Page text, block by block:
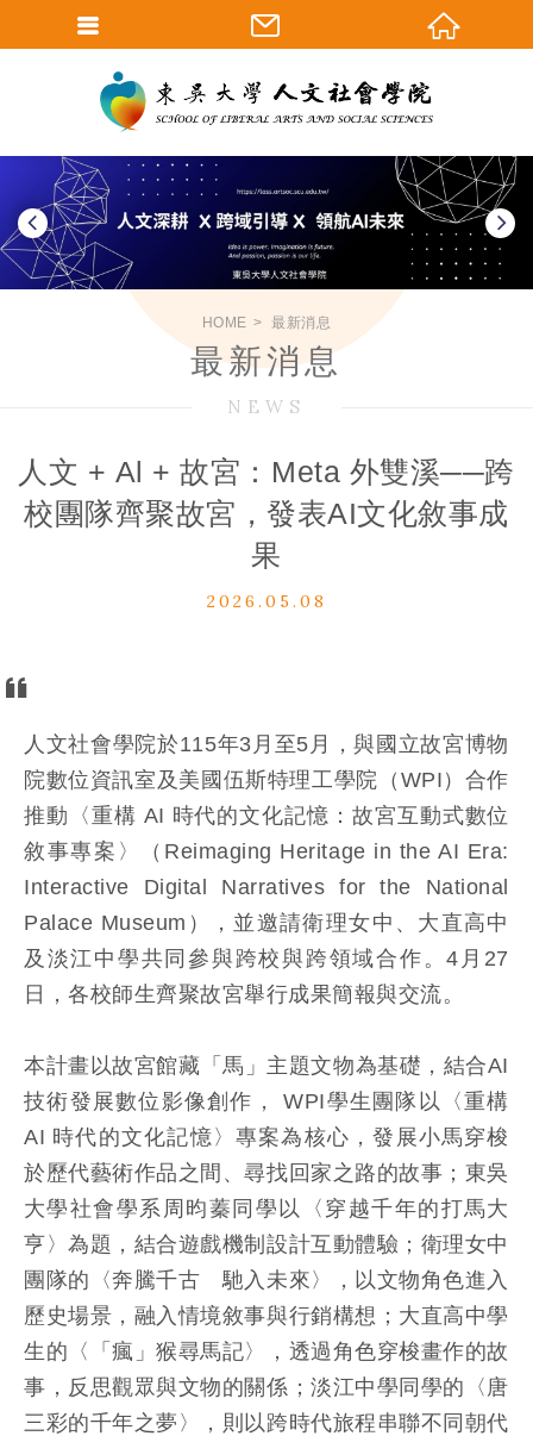
HOME 最新消息
最新消息
NEWS
人文 + Al + 故宮：Meta 外雙溪──跨
校團隊齊聚故宮，發表AI文化敘事成
果
2026.05.08
人文社會學院於115年3月至5月，與國立故宮博物
院數位資訊室及美國伍斯特理工學院（WPI）合作
推動〈重構 AI 時代的文化記憶：故宮互動式數位
敘事專案〉（Reimaging Heritage in the AI Era:
Interactive Digital Narratives for the National
Palace Museum），並邀請衛理女中、大直高中
及淡江中學共同參與跨校與跨領域合作。4月27
日，各校師生齊聚故宮舉行成果簡報與交流。
本計畫以故宮館藏「馬」主題文物為基礎，結合AI
技術發展數位影像創作， WPI學生團隊以〈重構
AI 時代的文化記憶〉專案為核心，發展小馬穿梭
於歷代藝術作品之間、尋找回家之路的故事；東吳
大學社會學系周昀蓁同學以〈穿越千年的打馬大
亨〉為題，結合遊戲機制設計互動體驗；衛理女中
團隊的〈奔騰千古 馳入未來〉，以文物角色進入
歷史場景，融入情境敘事與行銷構想；大直高中學
生的〈「瘋」猴尋馬記〉，透過角色穿梭畫作的故
事，反思觀眾與文物的關係；淡江中學同學的〈唐
三彩的千年之夢〉，則以跨時代旅程串聯不同朝代